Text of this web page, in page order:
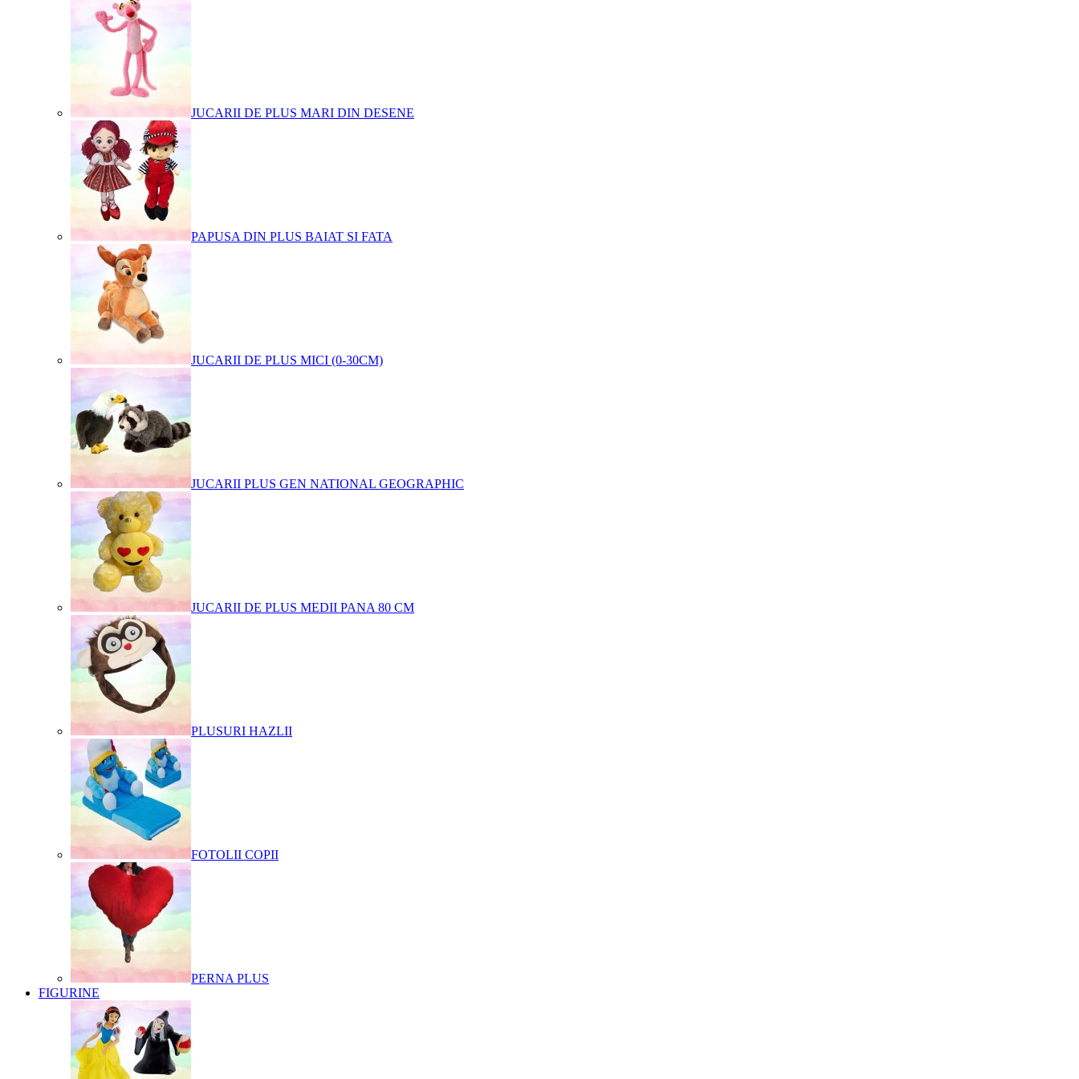
JUCARII DE PLUS MARI DIN DESENE
PAPUSA DIN PLUS BAIAT SI FATA
JUCARII DE PLUS MICI (0-30CM)
JUCARII PLUS GEN NATIONAL GEOGRAPHIC
JUCARII DE PLUS MEDII PANA 80 CM
PLUSURI HAZLII
FOTOLII COPII
PERNA PLUS
FIGURINE